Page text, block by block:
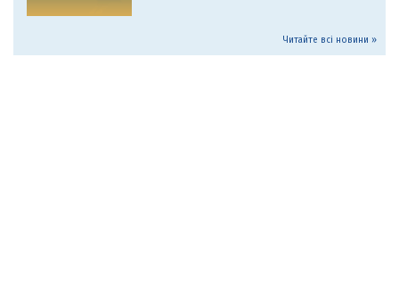
Читайте всі новини »